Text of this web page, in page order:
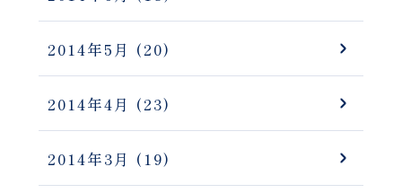
2014年5月 (20)
2014年4月 (23)
2014年3月 (19)